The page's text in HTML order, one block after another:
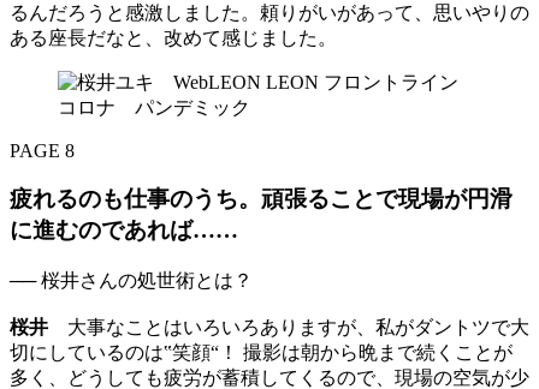
るんだろうと感激しました。頼りがいがあって、思いやりの
ある座長だなと、改めて感じました。
PAGE 8
疲れるのも仕事のうち。頑張ることで現場が円滑
に進むのであれば……
── 桜井さんの処世術とは？
桜井 大事なことはいろいろありますが、私がダントツで大
切にしているのは‟笑顔“！ 撮影は朝から晩まで続くことが
多く、どうしても疲労が蓄積してくるので、現場の空気が少